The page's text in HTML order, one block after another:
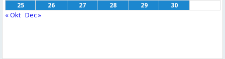
25
26 27 28 29 30
« Okt Dec »